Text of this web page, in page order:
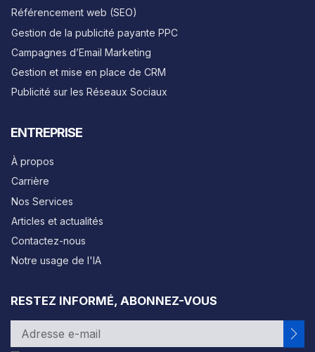
Référencement web (SEO)
Gestion de la publicité payante PPC
Campagnes d’Email Marketing
Gestion et mise en place de CRM
Publicité sur les Réseaux Sociaux
ENTREPRISE
À propos
Carrière
Nos Services
Articles et actualités
Contactez-nous
Notre usage de l'IA
RESTEZ INFORMÉ, ABONNEZ-VOUS